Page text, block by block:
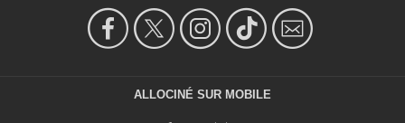
ALLOCINÉ SUR MOBILE